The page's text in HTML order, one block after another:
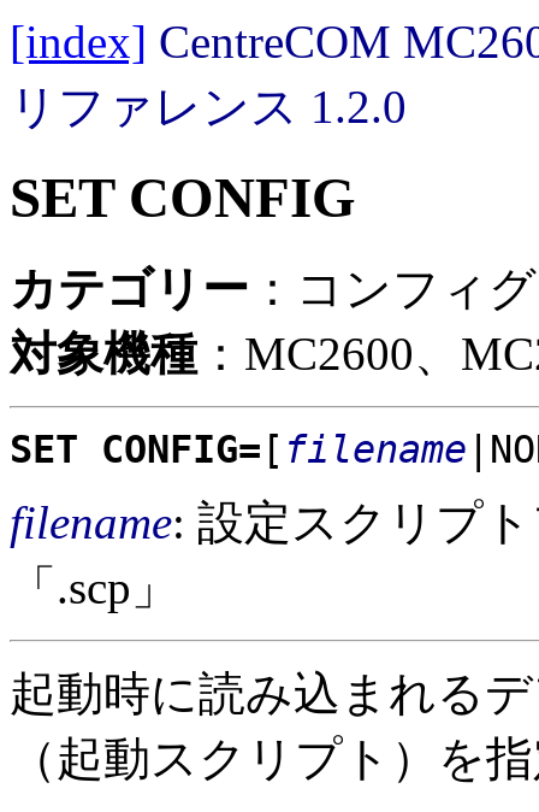
[index] CentreCOM
リファレンス 1.2.0
SET CONFIG
カテゴリー ：コンフィ
対象機種 ：MC2600、
SET CONFIG= [ filename
filename: 設定スクリプ
「.scp」
起動時に読み込まれる
（起動スクリプト）を